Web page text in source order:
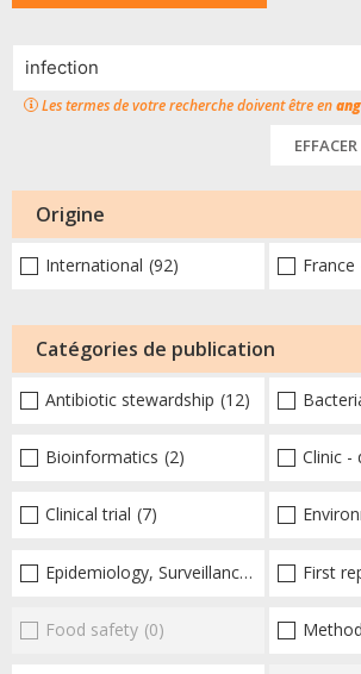
Les termes de votre recherche doivent être en
Origine
International (92) France
Catégories de publication
Antibiotic stewardship (12)
Bioinformatics (2) Clinic -
Clinical trial (7)
Epidemiology, Surveillance (36) First
Food safety (0)